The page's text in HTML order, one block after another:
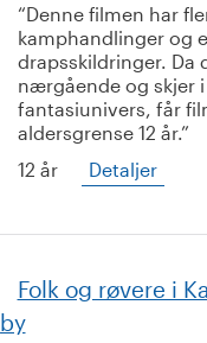
Denne filmen har
kamphandlinger og
drapsskildringer. Da
nærgående og skjer
fantasiunivers, får
aldersgrense 12 år.
12 år
Detaljer
Folk og røvere i
by